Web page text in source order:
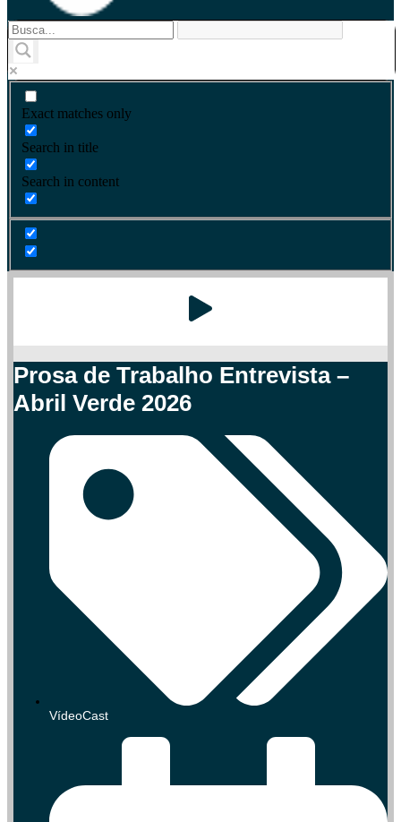
Exact matches only
Search in title
Search in content
Prosa de Trabalho Entrevista –
Abril Verde 2026
VídeoCast